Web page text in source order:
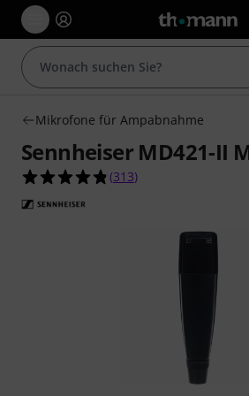
Mikrofone für Ampabnahme
Sennheiser MD421-II
4.8 von 5 Sternen aus
(313)